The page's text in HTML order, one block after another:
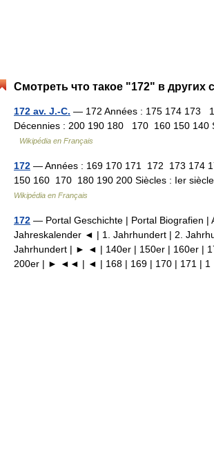
Смотреть что такое "172" в других
172 av. J.-C. — 172 Années : 175 174 173
Décennies : 200 190 180 170 160 150 140
Wikipédia en Français
172 — Années : 169 170 171 172 173 174
150 160 170 180 190 200 Siècles : Ier
Wikipédia en Français
172 — Portal Geschichte | Portal Biografien |
Jahreskalender ◄ | 1. Jahrhundert | 2.
Jahrhundert | ► ◄ | 140er | 150er | 160er |
200er | ► ◄◄ | ◄ | 168 | 169 | 170 | 171 |